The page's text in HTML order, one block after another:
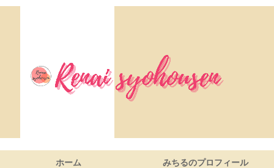
ホーム みちるのプロフィール